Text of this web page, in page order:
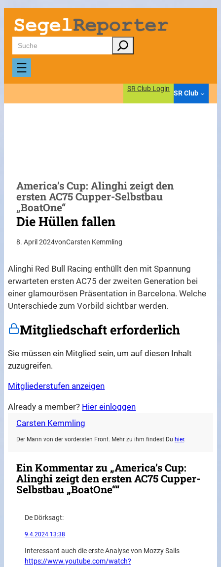
Zum
Inhalt
springen
Suchen
SR Club Login
SR Club
America’s Cup: Alinghi zeigt den
ersten AC75 Cupper-Selbstbau
„BoatOne“
Die Hüllen fallen
8. April 2024vonCarsten Kemmling
Alinghi Red Bull Racing enthüllt den mit Spannung
erwarteten ersten AC75 der zweiten Generation bei
einer glamourösen Präsentation in Barcelona. Welche
Unterschiede zum Vorbild sichtbar werden.
Mitgliedschaft erforderlich
Sie müssen ein Mitglied sein, um auf diesen Inhalt
zuzugreifen.
Mitgliederstufen anzeigen
Already a member? Hier einloggen
Carsten Kemmling
Der Mann von der vordersten Front. Mehr zu ihm findest Du hier.
Ein Kommentar zu „America’s Cup:
Alinghi zeigt den ersten AC75 Cupper-
Selbstbau „BoatOne““
De Dörksagt:
9.4.2024 13:38
Interessant auch die erste Analyse von Mozzy Sails
https://www.youtube.com/watch?